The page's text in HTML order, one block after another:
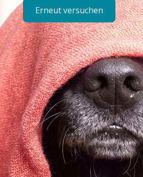
Erneut versuchen